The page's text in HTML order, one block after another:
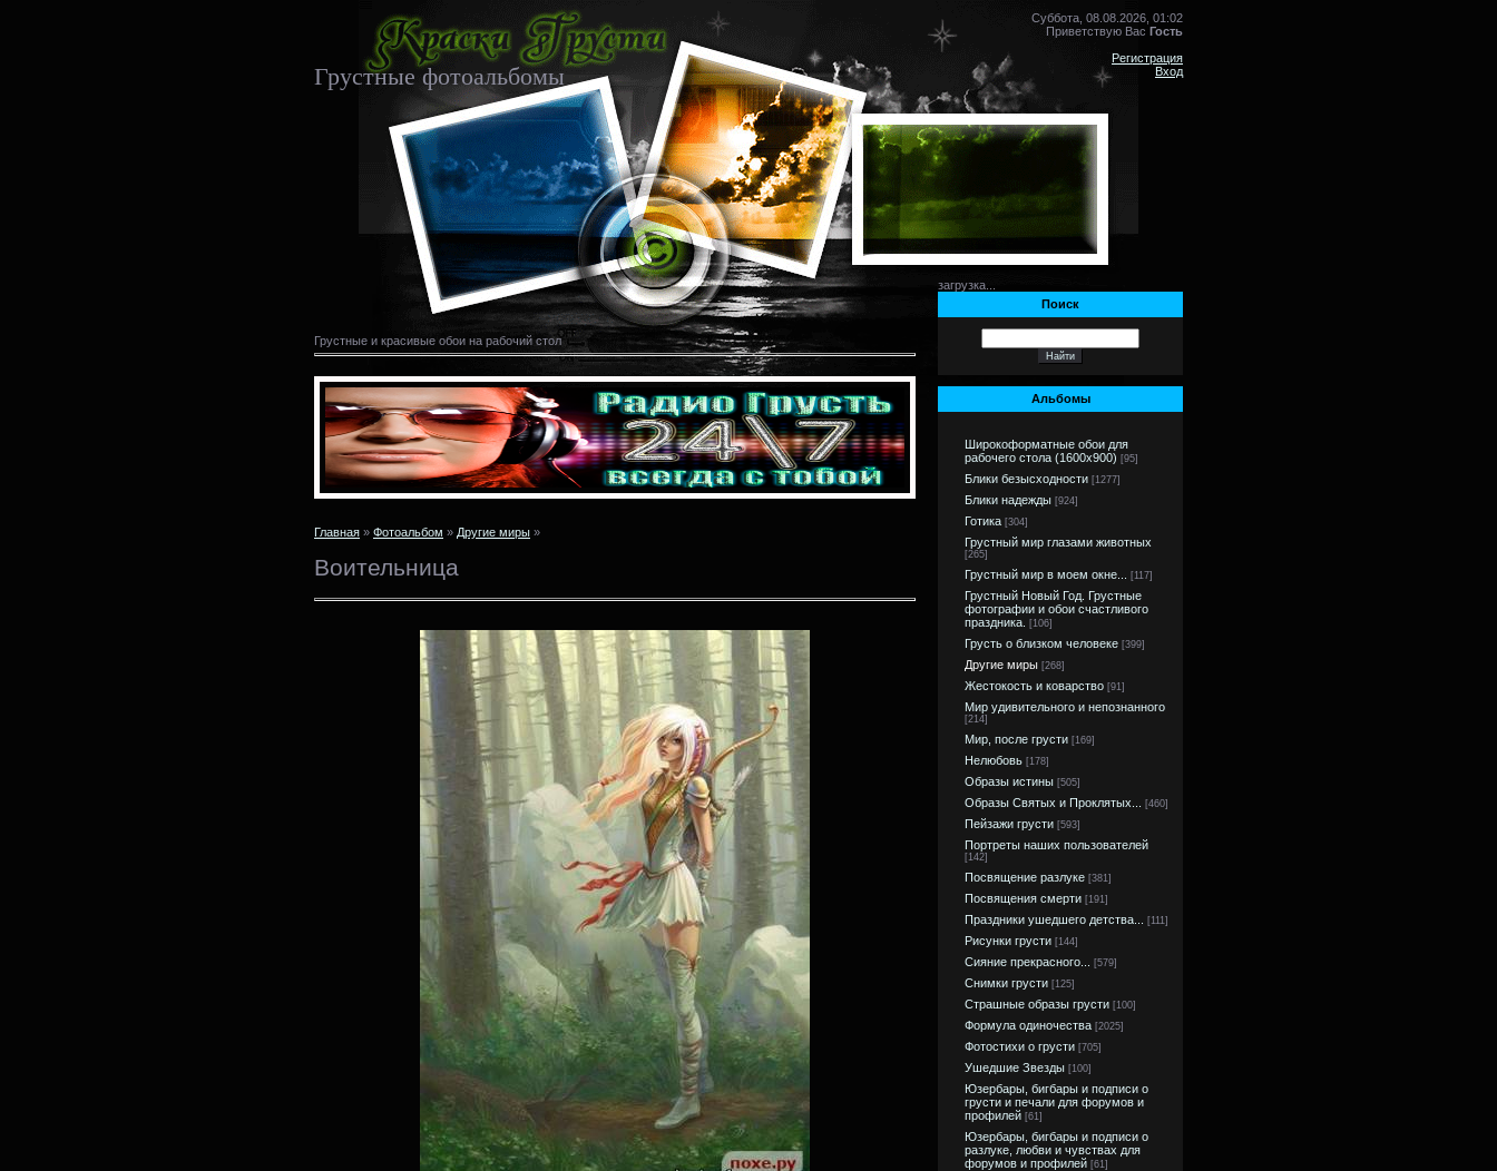
Грустные фотоальбомы
Суббота, 08.08.2026, 01:02
Приветствую Вас Гость
Регистрация
Вход
Грустные и красивые обои на рабочий стол
Главная » Фотоальбом » Другие миры »
Воительница
загрузка...
Поиск
Альбомы
Широкоформатные обои для
рабочего стола (1600х900) [95]
Блики безысходности [1277]
Блики надежды [924]
Готика [304]
Грустный мир глазами животных
[265]
Грустный мир в моем окне... [117]
Грустный Новый Год. Грустные
фотографии и обои счастливого
праздника.
[106]
Грусть о близком человеке [399]
Другие миры [268]
Жестокость и коварство [91]
Мир удивительного и непознанного
[214]
Мир, после грусти [169]
Нелюбовь [178]
Образы истины [505]
Образы Святых и Проклятых... [460]
Пейзажи грусти [593]
Портреты наших пользователей
[142]
Посвящение разлуке [381]
Посвящения смерти [191]
Праздники ушедшего детства... [111]
Рисунки грусти [144]
Сияние прекрасного... [579]
Снимки грусти [125]
Страшные образы грусти [100]
Формула одиночества [2025]
Фотостихи о грусти [705]
Ушедшие Звезды [100]
Юзербары, бигбары и подписи о
грусти и печали для форумов и
профилей [61]
Юзербары, бигбары и подписи о
разлуке, любви и чувствах для
форумов и профилей [61]